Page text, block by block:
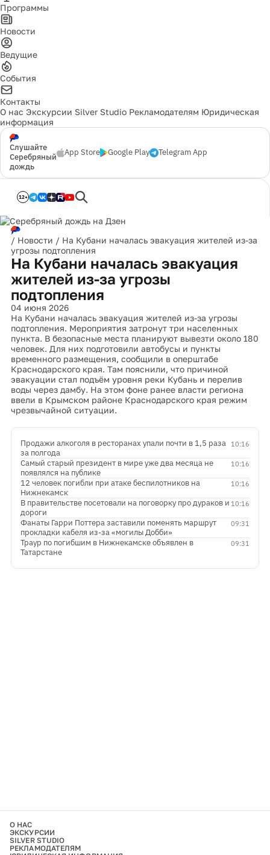
Программы
Новости
Ведущие
События
Контакты
О нас Экскурсии Silver Studio Рекламодателям Юридическая
информация
Слушайте
Серебряный
дождь
App Store Google Play Telegram App
12+
/ Новости / На Кубани началась эвакуация жителей из-за
угрозы подтопления
На Кубани началась эвакуация
жителей из-за угрозы
подтопления
04 июня 2026
На Кубани началась эвакуация жителей из-за угрозы
подтопления. Мероприятия затронут три населенных
пункта. В безопасные места планируют вывезти около 180
человек. Для них подготовили автобусы и пункты
временного размещения, сообщили в оперштабе
Краснодарского края. Там пояснили, что причиной
эвакуации стал подъём уровня реки Кубань и перелив
воды через дамбу. На этом фоне ранее власти региона
ввели в Крымском районе Краснодарского края режим
чрезвычайной ситуации.
10:16
Продажи алкоголя в ресторанах упали почти в 1,5 раза
за полгода
10:16
Самый старый президент в мире уже два месяца не
появлялся на публике
10:16
12 человек погибли при атаке беспилотников на
Нижнекамск
10:16
В правительстве посетовали на поговорку про дураков и
дороги
09:31
Фанаты Гарри Поттера заставили поменять маршрут
прокладки кабеля из-за «могилы Добби»
09:31
Траур по погибшим в Нижнекамске объявлен в
Татарстане
О НАС
ЭКСКУРСИИ
SILVER STUDIO
РЕКЛАМОДАТЕЛЯМ